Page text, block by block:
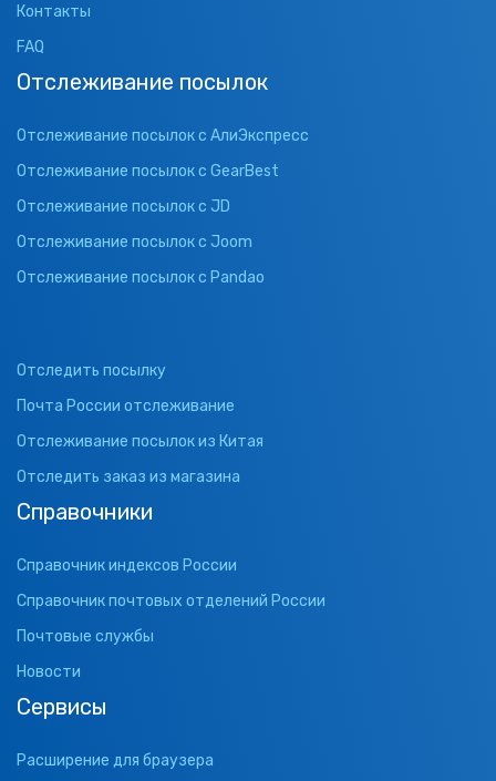
Контакты
FAQ
Отслеживание посылок
Отслеживание посылок с АлиЭкспресс
Отслеживание посылок с GearBest
Отслеживание посылок с JD
Отслеживание посылок с Joom
Отслеживание посылок с Pandao
Отследить посылку
Почта России отслеживание
Отслеживание посылок из Китая
Отследить заказ из магазина
Справочники
Справочник индексов России
Справочник почтовых отделений России
Почтовые службы
Новости
Сервисы
Расширение для браузера